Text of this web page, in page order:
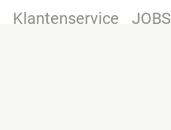
Klantenservice JOBS